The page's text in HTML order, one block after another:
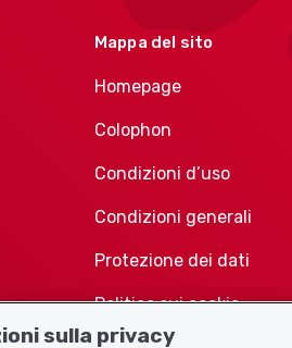
Mappa del sito
Homepage
Colophon
Condizioni d’uso
Condizioni generali
Protezione dei dati
Politica sui cookie
sulla privacy